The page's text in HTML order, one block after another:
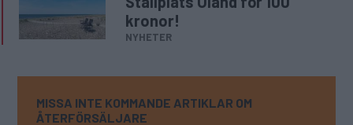
ÄMNEN I ARTIKELN
Resa